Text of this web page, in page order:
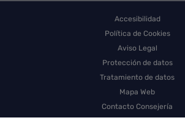
Accesibilidad
Política de Cookies
Aviso Legal
Protección de datos
Tratamiento de datos
Mapa Web
Contacto Consejería